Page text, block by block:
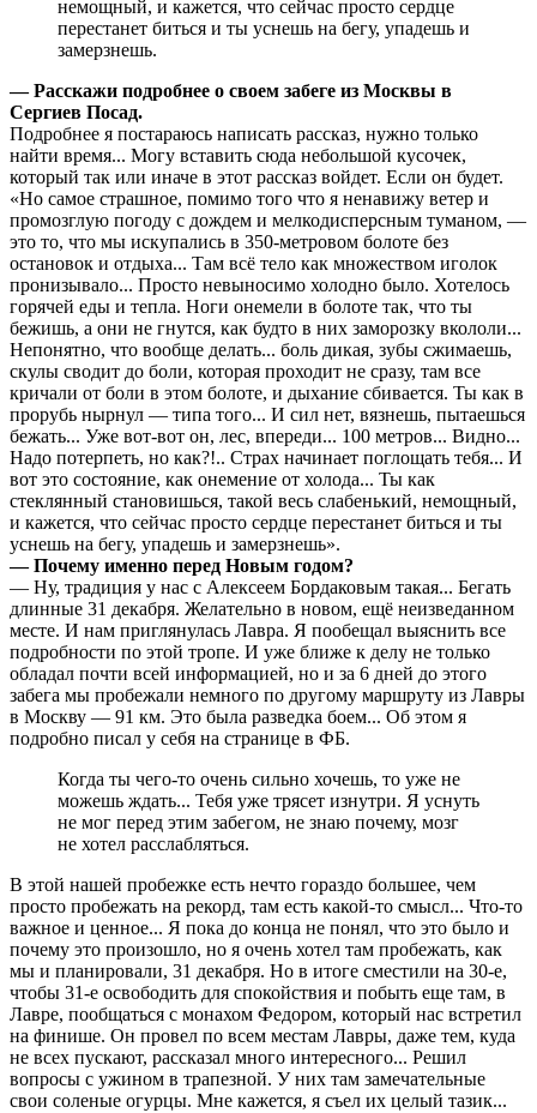
немощный, и кажется, что сейчас просто сердце
перестанет биться и ты уснешь на бегу, упадешь и
замерзнешь.
— Расскажи подробнее о своем забеге из Москвы в
Сергиев Посад.
Подробнее я постараюсь написать рассказ, нужно только
найти время... Могу вставить сюда небольшой кусочек,
который так или иначе в этот рассказ войдет. Если он будет.
«Но самое страшное, помимо того что я ненавижу ветер и
промозглую погоду с дождем и мелкодисперсным туманом, —
это то, что мы искупались в 350-метровом болоте без
остановок и отдыха... Там всё тело как множеством иголок
пронизывало... Просто невыносимо холодно было. Хотелось
горячей еды и тепла. Ноги онемели в болоте так, что ты
бежишь, а они не гнутся, как будто в них заморозку вкололи...
Непонятно, что вообще делать... боль дикая, зубы сжимаешь,
скулы сводит до боли, которая проходит не сразу, там все
кричали от боли в этом болоте, и дыхание сбивается. Ты как в
прорубь нырнул — типа того... И сил нет, вязнешь, пытаешься
бежать... Уже вот-вот он, лес, впереди... 100 метров... Видно...
Надо потерпеть, но как?!.. Страх начинает поглощать тебя... И
вот это состояние, как онемение от холода... Ты как
стеклянный становишься, такой весь слабенький, немощный,
и кажется, что сейчас просто сердце перестанет биться и ты
уснешь на бегу, упадешь и замерзнешь».
— Почему именно перед Новым годом?
— Ну, традиция у нас с Алексеем Бордаковым такая... Бегать
длинные 31 декабря. Желательно в новом, ещё неизведанном
месте. И нам приглянулась Лавра. Я пообещал выяснить все
подробности по этой тропе. И уже ближе к делу не только
обладал почти всей информацией, но и за 6 дней до этого
забега мы пробежали немного по другому маршруту из Лавры
в Москву — 91 км. Это была разведка боем... Об этом я
подробно писал у себя на странице в ФБ.
Когда ты чего-то очень сильно хочешь, то уже не
можешь ждать... Тебя уже трясет изнутри. Я уснуть
не мог перед этим забегом, не знаю почему, мозг
не хотел расслабляться.
В этой нашей пробежке есть нечто гораздо большее, чем
просто пробежать на рекорд, там есть какой-то смысл... Что-то
важное и ценное... Я пока до конца не понял, что это было и
почему это произошло, но я очень хотел там пробежать, как
мы и планировали, 31 декабря. Но в итоге сместили на 30-е,
чтобы 31-е освободить для спокойствия и побыть еще там, в
Лавре, пообщаться с монахом Федором, который нас встретил
на финише. Он провел по всем местам Лавры, даже тем, куда
не всех пускают, рассказал много интересного... Решил
вопросы с ужином в трапезной. У них там замечательные
свои соленые огурцы. Мне кажется, я съел их целый тазик...